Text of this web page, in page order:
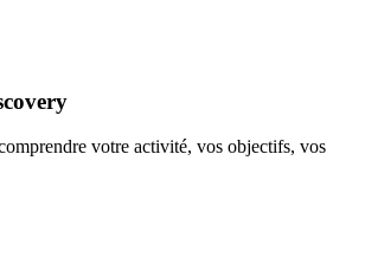
votre activité, vos objectifs, vos